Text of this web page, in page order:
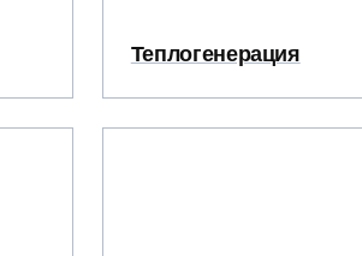
Теплогенерация